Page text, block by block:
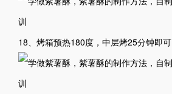
18、烤箱预热180度，中层烤25分钟即可